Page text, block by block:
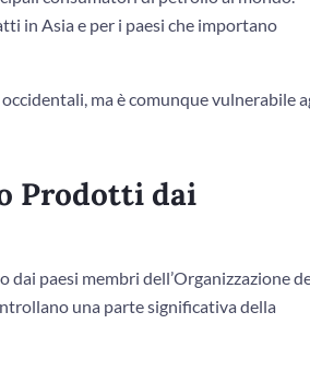
in Asia e per i paesi che importano
ma è comunque vulnerabile
Prodotti dai
paesi membri dell’Organizzazione
una parte significativa della